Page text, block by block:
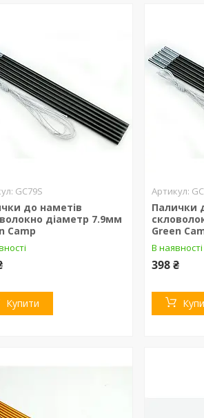
GC79S
до наметів
діаметр 7.9мм
Camp
Купити
Палички
Green
В наявності
398 ₴